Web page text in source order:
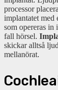
processor
implantatet med
som opereras in
fall hörsel.
skickar alltså
mellanörat.